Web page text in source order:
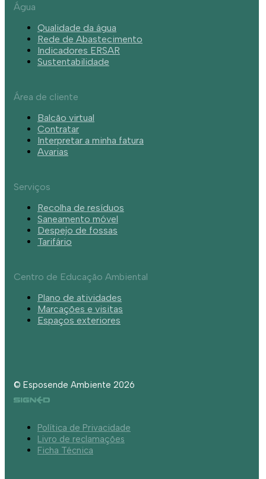
Água
Qualidade da água
Rede de Abastecimento
Indicadores ERSAR
Sustentabilidade
Área de cliente
Balcão virtual
Contratar
Interpretar a minha fatura
Avarias
Serviços
Recolha de resíduos
Saneamento móvel
Despejo de fossas
Tarifário
Centro de Educação Ambiental
Plano de atividades
Marcações e visitas
Espaços exteriores
© Esposende Ambiente 2026
Política de Privacidade
Livro de reclamações
Ficha Técnica